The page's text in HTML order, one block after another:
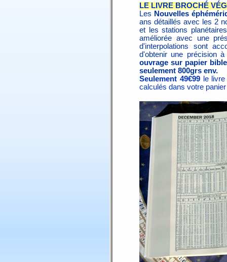
LE LIVRE BROCHÉ
Les Nouvelles
ans détaillés avec les 2
et les stations
améliorée avec une
d'interpolations sont
d'obtenir une précision
ouvrage sur papier
seulement 800grs env.
Seulement 49€99 le
calculés dans votre